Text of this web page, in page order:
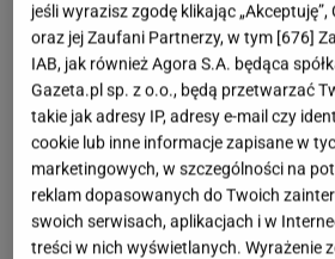
Brak czasu, a do tego wiele
nas do tego, by wszystkie
sklepie. Rzadko kiedy
wyzwań, ponieważ jesteśmy
wiemy, jak je zrobić. Poniższy
nawet to, co wydaje nam się
bardzo szybko uzyskać w
jeśli wyrazisz zgodę klikając „Akceptuję”,
oraz jej Zaufani Partnerzy, w tym [676]
IAB, jak również Agora S.A. będąca
Gazeta.pl sp. z o.o., będą przetwarzać
takie jak adresy IP, adresy e-mail czy
cookie lub inne informacje zapisane w
marketingowych, w szczególności na
reklam dopasowanych do Twoich
swoich serwisach, aplikacjach i w
treści w nich wyświetlanych. Wyrażenie